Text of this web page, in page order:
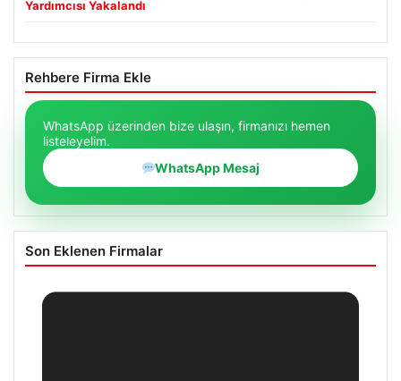
Yardımcısı Yakalandı
Rehbere Firma Ekle
WhatsApp üzerinden bize ulaşın, firmanızı hemen
listeleyelim.
WhatsApp Mesaj
Son Eklenen Firmalar